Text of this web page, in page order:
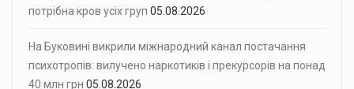
потрібна кров усіх груп 05.08.2026
На Буковині викрили міжнародний канал постачання
психотропів: вилучено наркотиків і прекурсорів на понад
40 млн грн 05.08.2026